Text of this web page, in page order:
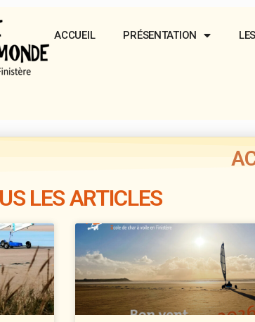
ACCUEIL PRÉSENTATION
LES ARTICLES